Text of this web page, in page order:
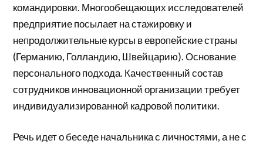
командировки. Многообещающих исследователей
предприятие посылает на стажировку и
непродолжительные курсы в европейские страны
(Германию, Голландию, Швейцарию). Основание
персонального подхода. Качественный состав
сотрудников инновационной организации требует
индивидуализированной кадровой политики.
Речь идет о беседе начальника с личностями, а не с